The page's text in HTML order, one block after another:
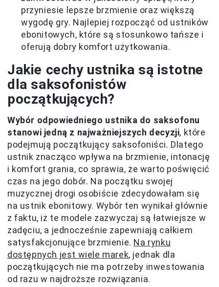
przyniesie lepsze brzmienie oraz większą
wygodę gry. Najlepiej rozpocząć od ustników
ebonitowych, które są stosunkowo tańsze i
oferują dobry komfort użytkowania.
Jakie cechy ustnika są istotne
dla saksofonistów
początkujących?
Wybór odpowiedniego ustnika do saksofonu
stanowi jedną z najważniejszych decyzji, które
podejmują początkujący saksofoniści. Dlatego
ustnik znacząco wpływa na brzmienie, intonację
i komfort grania, co sprawia, że warto poświęcić
czas na jego dobór. Na początku swojej
muzycznej drogi osobiście zdecydowałam się
na ustnik ebonitowy. Wybór ten wynikał głównie
z faktu, iż te modele zazwyczaj są łatwiejsze w
zadęciu, a jednocześnie zapewniają całkiem
satysfakcjonujące brzmienie. Na rynku
dostępnych jest wiele marek, jednak dla
początkujących nie ma potrzeby inwestowania
od razu w najdroższe rozwiązania.